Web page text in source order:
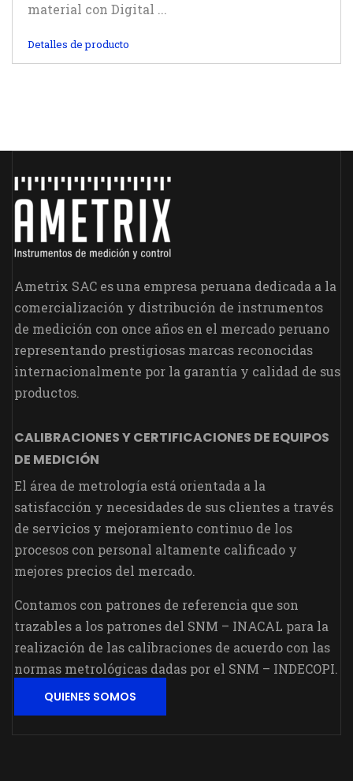
material con Digital ...
Detalles de producto
Ametrix SAC es una empresa peruana dedicada a la
comercialización y distribución de instrumentos
de medición con once años en el mercado peruano
representando prestigiosas marcas reconocidas
internacionalmente por la garantía y calidad de sus
productos.
CALIBRACIONES Y CERTIFICACIONES DE EQUIPOS
DE MEDICIÓN
El área de metrología está orientada a la
satisfacción y necesidades de sus clientes a través
de servicios y mejoramiento continuo de los
procesos con personal altamente calificado y
mejores precios del mercado.
Contamos con patrones de referencia que son
trazables a los patrones del SNM – INACAL para la
realización de las calibraciones de acuerdo con las
normas metrológicas dadas por el SNM – INDECOPI.
QUIENES SOMOS